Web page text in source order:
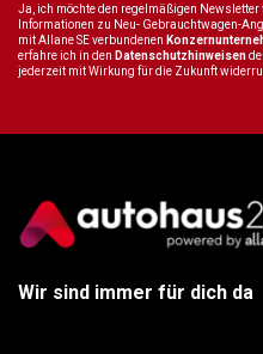
Ja, ich möchte den regelmäßigen
Informationen zu Neu- Gebrauchtwagen-
mit Allane SE verbundenen
erfahre ich in den Datenschutzhinweisen
jederzeit mit Wirkung für die Zukunft
Wir sind immer für dich da